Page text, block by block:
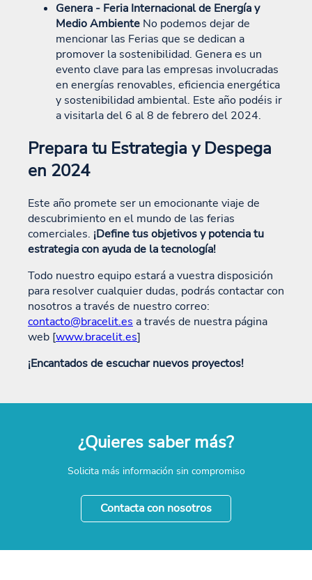
Genera - Feria Internacional de Energía y
Medio Ambiente No podemos dejar de
mencionar las Ferias que se dedican a
promover la sostenibilidad. Genera es un
evento clave para las empresas involucradas
en energías renovables, eficiencia energética
y sostenibilidad ambiental. Este año podéis ir
a visitarla del 6 al 8 de febrero del 2024.
Prepara tu Estrategia y Despega
en 2024
Este año promete ser un emocionante viaje de
descubrimiento en el mundo de las ferias
comerciales. ¡Define tus objetivos y potencia tu
estrategia con ayuda de la tecnología!
Todo nuestro equipo estará a vuestra disposición
para resolver cualquier dudas, podrás contactar con
nosotros a través de nuestro correo:
contacto@bracelit.es a través de nuestra página
web [www.bracelit.es]
¡Encantados de escuchar nuevos proyectos!
¿Quieres saber más?
Solicita más información sin compromiso
Contacta con nosotros